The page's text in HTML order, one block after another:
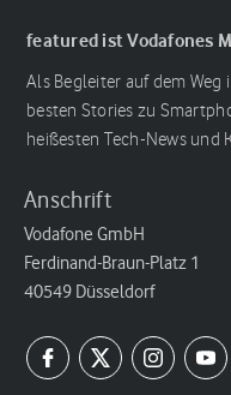
featured ist Vodafones
Als Begleiter auf dem
besten Stories zu
heißesten Tech-News und
Anschrift
Vodafone GmbH
Ferdinand-Braun-Platz 1
40549 Düsseldorf